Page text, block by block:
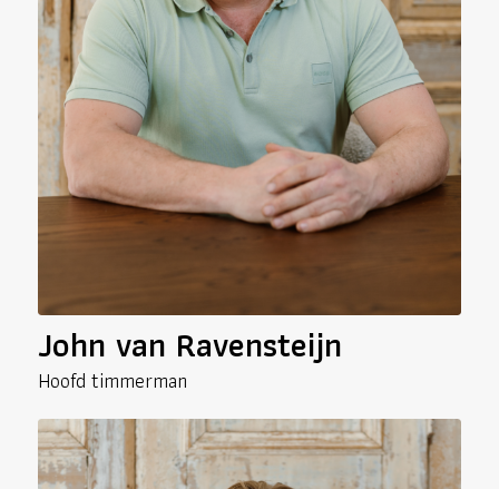
John van Ravensteijn
Hoofd timmerman